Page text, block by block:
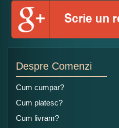
Numele dumneavoastra:
Despre Comenzi
Cum cumpar?
Cum platesc?
Cum livram?